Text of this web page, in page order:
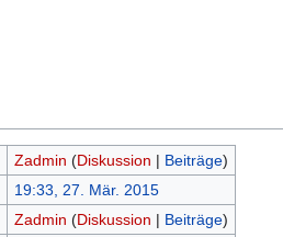
Zadmin (Diskussion | Beiträge)
19:33, 27. Mär. 2015
Zadmin (Diskussion | Beiträge)